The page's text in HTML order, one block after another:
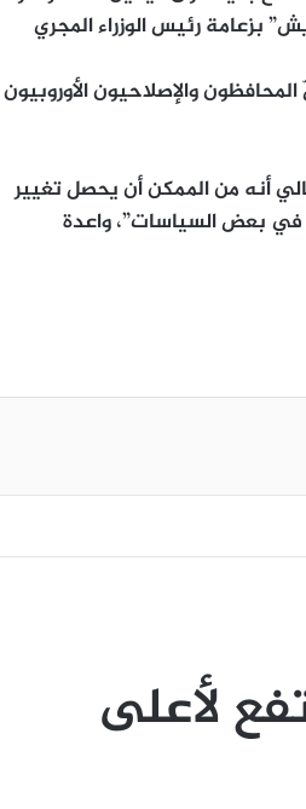
بزعامة رئيس الوزراء المجري
والإصلاحيون الأوروبيون
أنه من الممكن أن يحصل تغيير
في بعض السياسات”، واعدة